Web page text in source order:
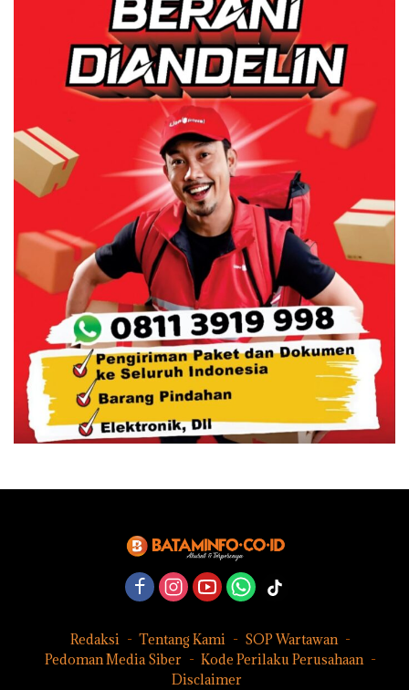
Redaksi Tentang Kami
SOP Wartawan
Pedoman Media Siber
Kode Perilaku Perusahaan
Disclaimer